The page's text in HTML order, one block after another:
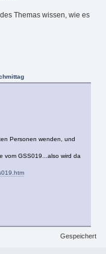
Themas wissen, wie es
Personen wenden, und
vom GSS019...also wird da
Gespeichert